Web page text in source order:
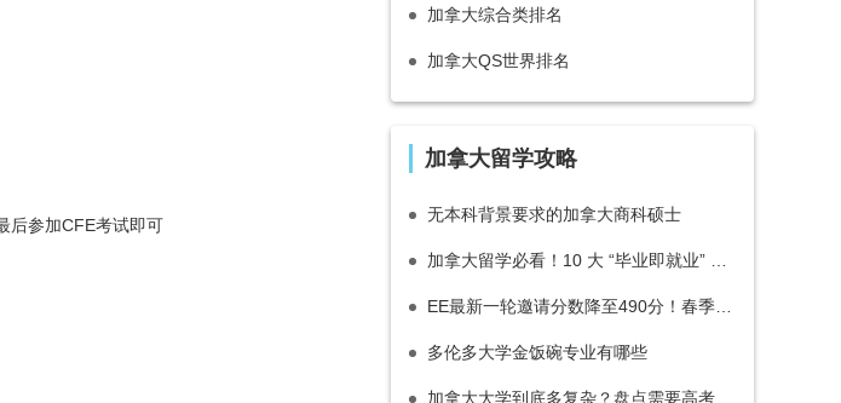
后参加CFE考试即可
加拿大综合类排名
加拿大QS世界排名
加拿大留学攻略
无本科背景要求的加拿大商科硕士
多伦多大学金饭碗专业有哪些